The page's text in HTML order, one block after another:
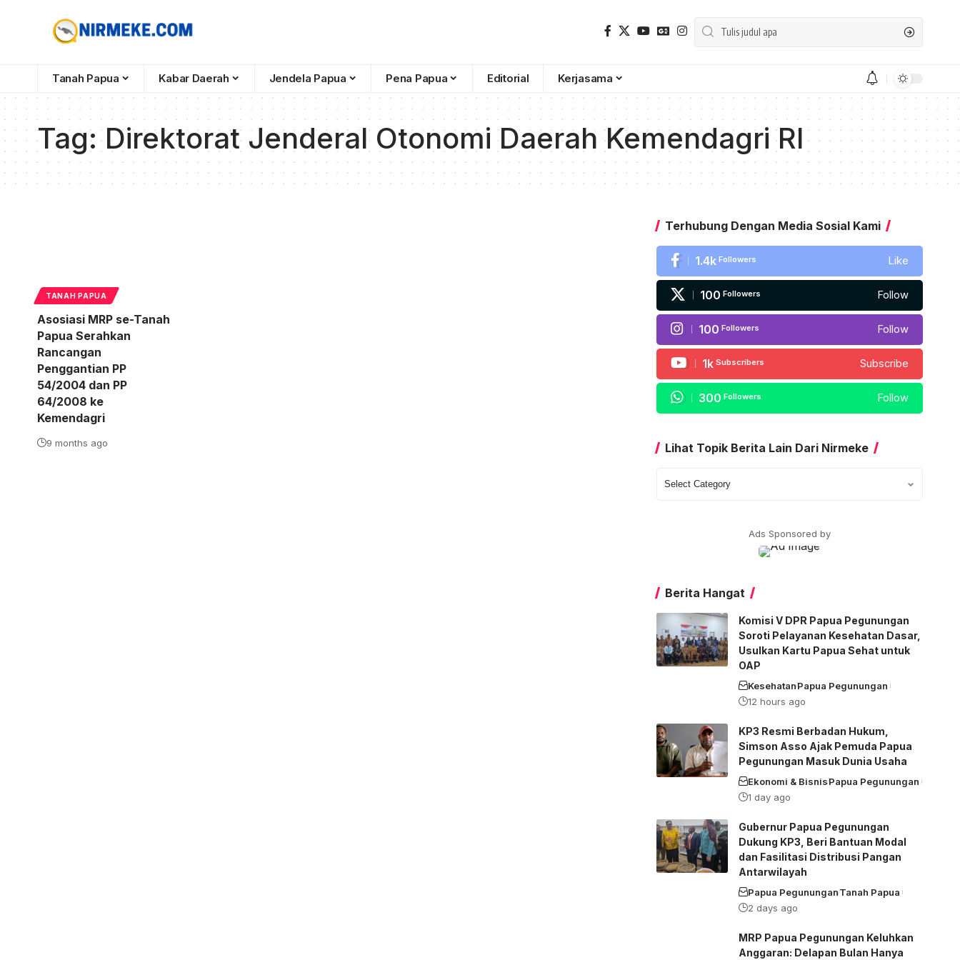
Tanah Papua Kabar Daerah Jendela Papua Pena Papua Editorial Kerjasama
Tag:Direktorat Jenderal Otonomi Daerah Kemendagri RI
TANAH PAPUA
Asosiasi MRP se-Tanah
Papua Serahkan
Rancangan
Penggantian PP
54/2004 dan PP
64/2008 ke
Kemendagri
9 months ago
Terhubung Dengan Media Sosial Kami
1.4k Followers Like
100 Followers Follow
100 Followers Follow
1k Subscribers Subscribe
300 Followers Follow
Lihat Topik Berita Lain Dari Nirmeke
Ads Sponsored by
Berita Hangat
Komisi V DPR Papua Pegunungan
Soroti Pelayanan Kesehatan Dasar,
Usulkan Kartu Papua Sehat untuk
OAP
KesehatanPapua Pegunungan
12 hours ago
KP3 Resmi Berbadan Hukum,
Simson Asso Ajak Pemuda Papua
Pegunungan Masuk Dunia Usaha
Ekonomi & BisnisPapua Pegunungan
1 day ago
Gubernur Papua Pegunungan
Dukung KP3, Beri Bantuan Modal
dan Fasilitasi Distribusi Pangan
Antarwilayah
Papua PegununganTanah Papua
2 days ago
MRP Papua Pegunungan Keluhkan
Anggaran: Delapan Bulan Hanya